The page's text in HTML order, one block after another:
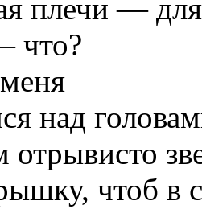
плечи —
что?
над
отрывисто
чтоб в